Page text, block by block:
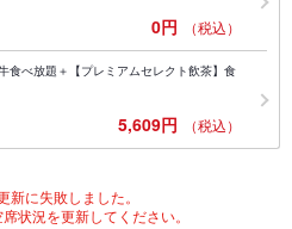
0円 （税込）
食べ放題＋【プレミアムセレクト飲茶】食
5,609円 （税込）
新に失敗しました。
状況を更新してください。